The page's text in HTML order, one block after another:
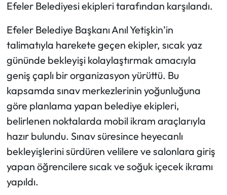
Efeler Belediyesi ekipleri tarafından karşılandı.
Efeler Belediye Başkanı Anıl Yetişkin’in
talimatıyla harekete geçen ekipler, sıcak yaz
gününde bekleyişi kolaylaştırmak amacıyla
geniş çaplı bir organizasyon yürüttü. Bu
kapsamda sınav merkezlerinin yoğunluğuna
göre planlama yapan belediye ekipleri,
belirlenen noktalarda mobil ikram araçlarıyla
hazır bulundu. Sınav süresince heyecanlı
bekleyişlerini sürdüren velilere ve salonlara giriş
yapan öğrencilere sıcak ve soğuk içecek ikramı
yapıldı.